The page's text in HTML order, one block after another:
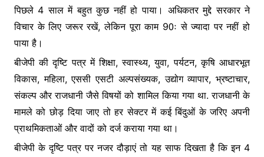
पिछले 4 साल में बहुत कुछ नहीं हो पाया। अधिकतर मुद्दे सरकार ने
विचार के लिए जरूर रखें, लेकिन पूरा काम 90ः से ज्यादा पर नहीं हो
पाया है।
बीजेपी की दृष्टि पत्र में शिक्षा, स्वास्थ्य, युवा, पर्यटन, कृषि आधारभूत
विकास, महिला, एससी एसटी अल्पसंख्यक, उद्योग व्यापार, भ्रष्टाचार,
संकल्प और राजधानी जैसे विषयों को शामिल किया गया था. राजधानी के
मामले को छोड़ दिया जाए तो हर सेक्टर में कई बिंदुओं के जरिए अपनी
प्राथमिकताओं और वादों को दर्ज कराया गया था।
बीजेपी के दृष्टि पत्र पर नजर दौड़ाएं तो यह साफ दिखता है कि इन 4